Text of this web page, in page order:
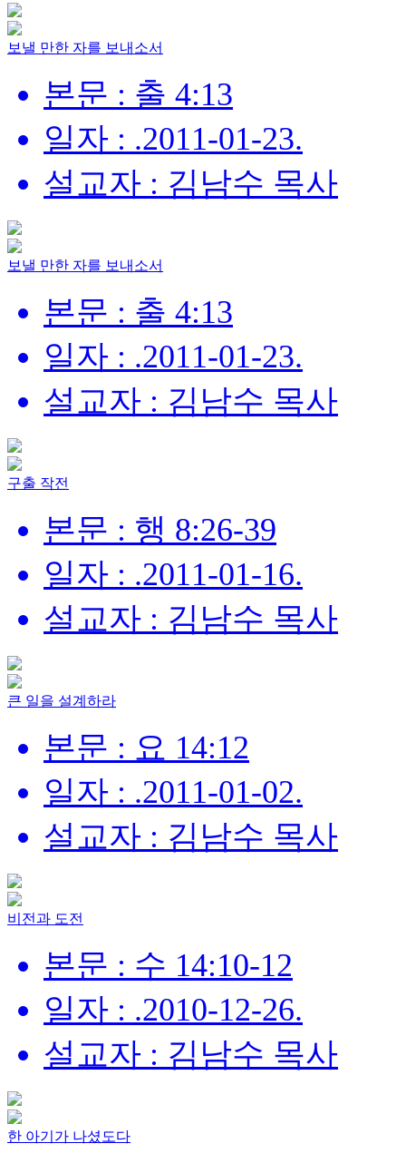
보낼 만한 자를 보내소서
본문 : 출 4:13
일자 : .2011-01-23.
설교자 : 김남수 목사
보낼 만한 자를 보내소서
본문 : 출 4:13
일자 : .2011-01-23.
설교자 : 김남수 목사
구출 작전
본문 : 행 8:26-39
일자 : .2011-01-16.
설교자 : 김남수 목사
큰 일을 설계하라
본문 : 요 14:12
일자 : .2011-01-02.
설교자 : 김남수 목사
비전과 도전
본문 : 수 14:10-12
일자 : .2010-12-26.
설교자 : 김남수 목사
한 아기가 나셨도다